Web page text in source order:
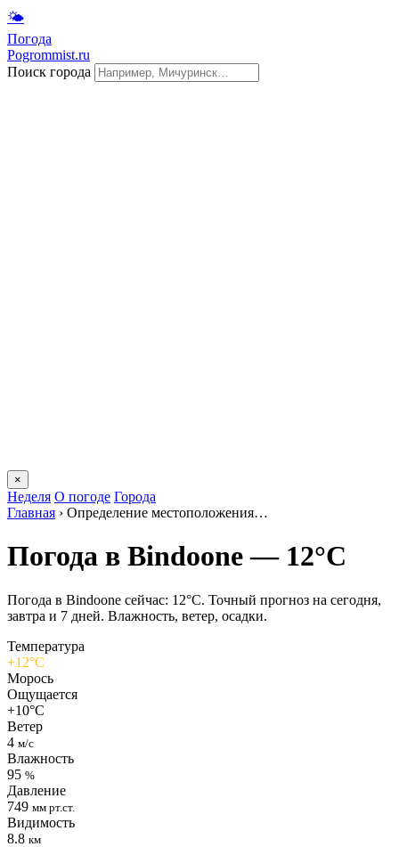
🌤
Погода
Pogrommist.ru
Поиск города
×
Неделя О погоде Города
Главная › Определение местоположения…
Погода в Bindoonе — 12°C
Погода в Bindoonе сейчас: 12°C. Точный прогноз на сегодня,
завтра и 7 дней. Влажность, ветер, осадки.
Температура
+12°C
Морось
Ощущается
+10°C
Ветер
4 м/с
Влажность
95 %
Давление
749 мм рт.ст.
Видимость
8.8 км